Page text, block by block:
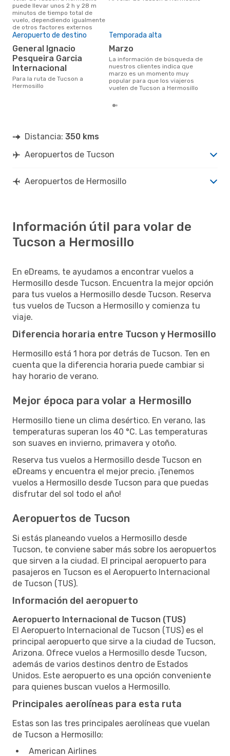
puede llevar unos 2 h y 28 m
minutos de tiempo total de
vuelo, dependiendo igualmente
de otros factores externos
Aeropuerto de destino
General Ignacio
Pesqueira Garcia
Internacional
Para la ruta de Tucson a
Hermosillo
Temporada alta
marzo
La información de búsqueda de
nuestros clientes indica que
marzo es un momento muy
popular para que los viajeros
vuelen de Tucson a Hermosillo
Distancia: 350 kms
Aeropuertos de Tucson
Aeropuertos de Hermosillo
Información útil para volar de
Tucson a Hermosillo
En eDreams, te ayudamos a encontrar vuelos a
Hermosillo desde Tucson. Encuentra la mejor opción
para tus vuelos a Hermosillo desde Tucson. Reserva
tus vuelos de Tucson a Hermosillo y comienza tu
viaje.
Diferencia horaria entre Tucson y Hermosillo
Hermosillo está 1 hora por detrás de Tucson. Ten en
cuenta que la diferencia horaria puede cambiar si
hay horario de verano.
Mejor época para volar a Hermosillo
Hermosillo tiene un clima desértico. En verano, las
temperaturas superan los 40 °C. Las temperaturas
son suaves en invierno, primavera y otoño.
Reserva tus vuelos a Hermosillo desde Tucson en
eDreams y encuentra el mejor precio. ¡Tenemos
vuelos a Hermosillo desde Tucson para que puedas
disfrutar del sol todo el año!
Aeropuertos de Tucson
Si estás planeando vuelos a Hermosillo desde
Tucson, te conviene saber más sobre los aeropuertos
que sirven a la ciudad. El principal aeropuerto para
pasajeros en Tucson es el Aeropuerto Internacional
de Tucson (TUS).
Información del aeropuerto
Aeropuerto Internacional de Tucson (TUS)
El Aeropuerto Internacional de Tucson (TUS) es el
principal aeropuerto que sirve a la ciudad de Tucson,
Arizona. Ofrece vuelos a Hermosillo desde Tucson,
además de varios destinos dentro de Estados
Unidos. Este aeropuerto es una opción conveniente
para quienes buscan vuelos a Hermosillo.
Principales aerolíneas para esta ruta
Estas son las tres principales aerolíneas que vuelan
de Tucson a Hermosillo:
American Airlines